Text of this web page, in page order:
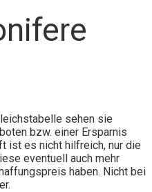
sehen sie
bzw. einer Ersparnis
ist es nicht hilfreich, nur die
eventuell auch mehr
haben. Nicht bei